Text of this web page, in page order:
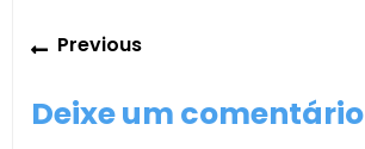
Navegação
de
Post
PreviousPrevious
Deixe um comentário